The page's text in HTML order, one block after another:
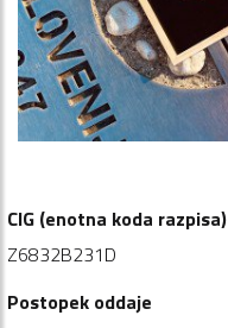
CIG (enotna koda razpisa)
Z6832B231D
Postopek oddaje